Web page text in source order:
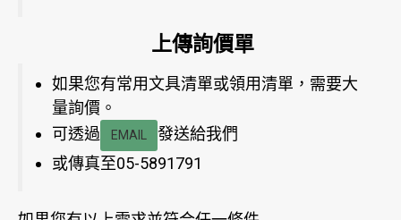
上傳詢價單
如果您有常用文具清單或領用清單，需要大
量詢價。
可透過
EMAIL
發送給我們
或傳真至05-5891791